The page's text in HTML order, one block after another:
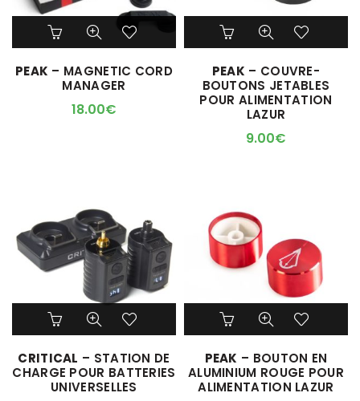
PEAK – MAGNETIC CORD
MANAGER
18.00€
PEAK – COUVRE-
BOUTONS JETABLES
POUR ALIMENTATION
LAZUR
9.00€
CRITICAL – STATION DE
CHARGE POUR BATTERIES
UNIVERSELLES
PEAK – BOUTON EN
ALUMINIUM ROUGE POUR
ALIMENTATION LAZUR